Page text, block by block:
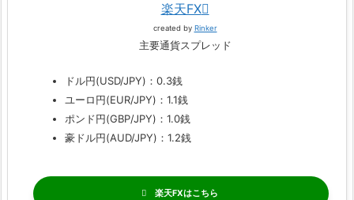
楽天FX
created by Rinker
主要通貨スプレッド
ドル円(USD/JPY)：0.3銭
ユーロ円(EUR/JPY)：1.1銭
ポンド円(GBP/JPY)：1.0銭
豪ドル円(AUD/JPY)：1.2銭
楽天FX